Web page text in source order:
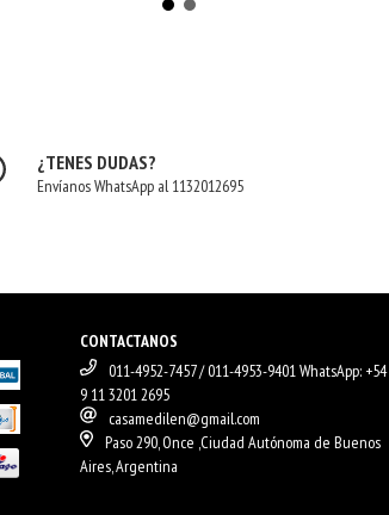
¿TENES DUDAS?
Envíanos WhatsApp al 1132012695
CONTACTANOS
011-4952-7457 / 011-4953-9401 WhatsApp: +54
9 11 3201 2695
casamedilen@gmail.com
Paso 290, Once ,Ciudad Autónoma de Buenos
Aires, Argentina